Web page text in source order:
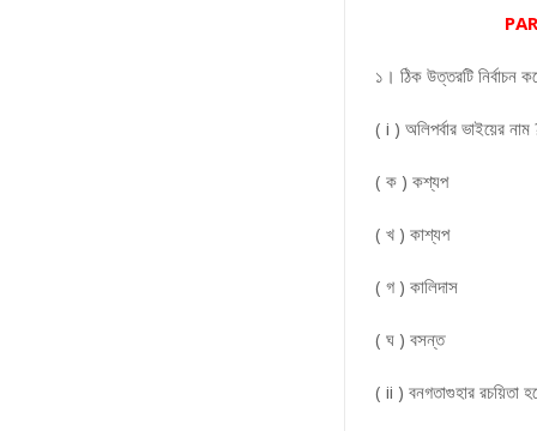
১। ঠিক উত্তরটি নির্বাচন
( i ) অলিপর্বার ভাইয়ের নাম
( ক ) কশ্যপ
( খ ) কাশ্যপ
( গ ) কালিদাস
( ঘ ) বসন্ত
( ii ) বনগতাগুহার রচয়িতা